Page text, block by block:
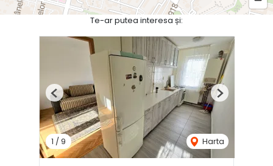
Te-ar putea interesa și:
1 /9 Harta
Previous Next